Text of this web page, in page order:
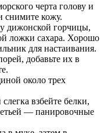
черта голову и
снимите кожу.
дижонской горчицы,
ложки сахара. Хорошо
для настаивания.
добавьте их в
около трех
взбейте белки,
— панировочные